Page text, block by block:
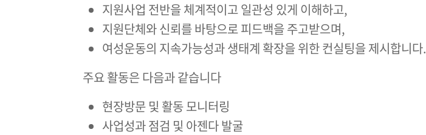
지원사업 전반을 체계적이고 일관성 있게 이해하고,
지원단체와 신뢰를 바탕으로 피드백을 주고받으며,
여성운동의 지속가능성과 생태계 확장을 위한 컨실팅을 제시합니다.
주요 활동은 다음과 같습니다
현장방문 및 활동 모니터링
사업성과 점검 및 아젠다 발굴